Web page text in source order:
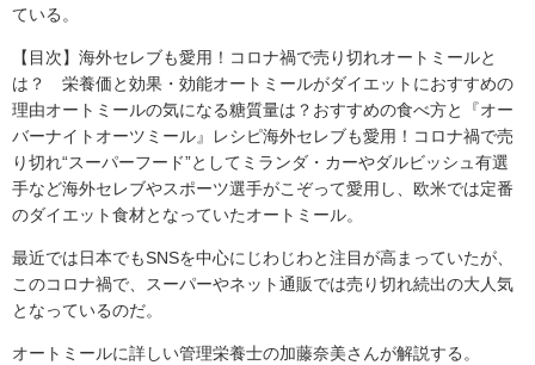
ている。
【目次】海外セレブも愛用！コロナ禍で売り切れオートミールと
は？ 栄養価と効果・効能オートミールがダイエットにおすすめの
理由オートミールの気になる糖質量は？おすすめの食べ方と『オー
バーナイトオーツミール』レシピ海外セレブも愛用！コロナ禍で売
り切れ“スーパーフード”としてミランダ・カーやダルビッシュ有選
手など海外セレブやスポーツ選手がこぞって愛用し、欧米では定番
のダイエット食材となっていたオートミール。
最近では日本でもSNSを中心にじわじわと注目が高まっていたが、
このコロナ禍で、スーパーやネット通販では売り切れ続出の大人気
となっているのだ。
オートミールに詳しい管理栄養士の加藤奈美さんが解説する。